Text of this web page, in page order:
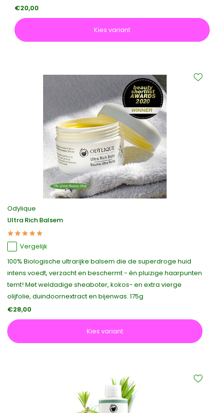
€20,00
Kies variant
Odylique
Ultra Rich Balsem
Vergelijk
100% Biologische ultrarijke balsem die de superdroge huid
intens voedt, verzacht en beschermt - én pluizige haarpunten
temt! Met weldadige sheaboter, kokos- en extra vierge
olijfolie, duindoornextract en bijenwas. 175g
€28,00
Kies variant